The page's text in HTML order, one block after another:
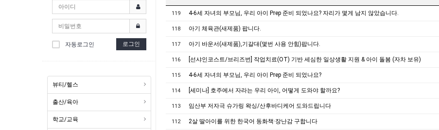
자동로그인 로그인
뷰티/헬스
출산/육아
학교/교육
119 4-6세 자녀의 부모님, 우리 아이 Prep 준비 되었나요? 자리가 몇게 남지 않았습니다.
118 아기 체육관(새제품) 팝니다.
117 아기 바운서(새제품),기갈대(몇번 사용 안힘)팝니다.
116 [선샤인코스트/브리즈번] 작업치료(OT) 기반 세심한 일상생활 지원 & 아이 돌봄 (자차 보유)
115 4-6세 자녀의 부모님, 우리 아이 Prep 준비 되었나요?
114 [세미나] 호주에서 자라는 우리 아이, 어떻게 도와야 할까요?
113 임산부 저자극 슈가링 왁싱/산후바디케어 도와드립니다
112 2살 딸아이를 위한 한국어 동화책·장난감 구합니다